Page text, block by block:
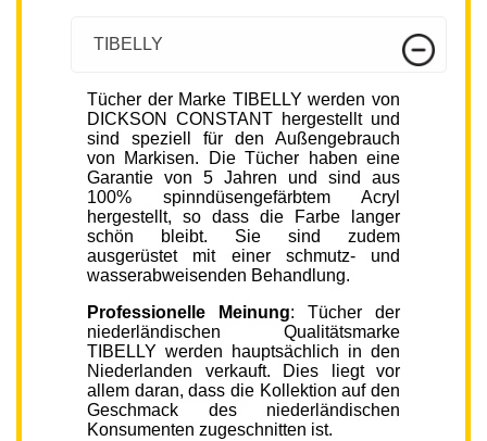
TIBELLY
Tücher der Marke TIBELLY werden von
DICKSON CONSTANT hergestellt und
sind speziell für den Außengebrauch
von Markisen. Die Tücher haben eine
Garantie von 5 Jahren und sind aus
100% spinndüsengefärbtem Acryl
hergestellt, so dass die Farbe langer
schön bleibt. Sie sind zudem
ausgerüstet mit einer schmutz- und
wasserabweisenden Behandlung.
Professionelle Meinung: Tücher der
niederländischen Qualitätsmarke
TIBELLY werden hauptsächlich in den
Niederlanden verkauft. Dies liegt vor
allem daran, dass die Kollektion auf den
Geschmack des niederländischen
Konsumenten zugeschnitten ist.